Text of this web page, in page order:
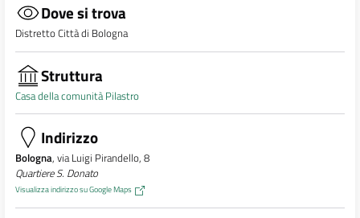
Dove si trova
Distretto Città di Bologna
Struttura
Casa della comunità Pilastro
Indirizzo
Bologna, via Luigi Pirandello, 8
Quartiere S. Donato
Visualizza indirizzo su Google Maps